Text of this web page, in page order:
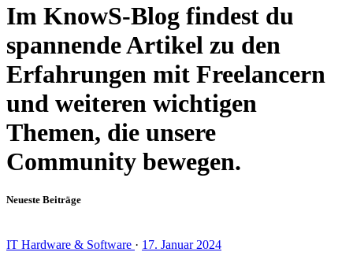
Im KnowS-Blog findest du
spannende Artikel zu den
Erfahrungen mit Freelancern
und weiteren wichtigen
Themen, die unsere
Community bewegen.
Neueste Beiträge
IT Hardware & Software · 17. Januar 2024